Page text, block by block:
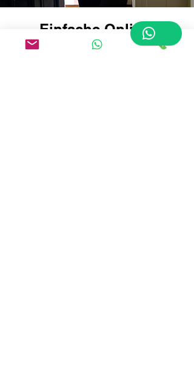
Einfache Online-
Buchung für den